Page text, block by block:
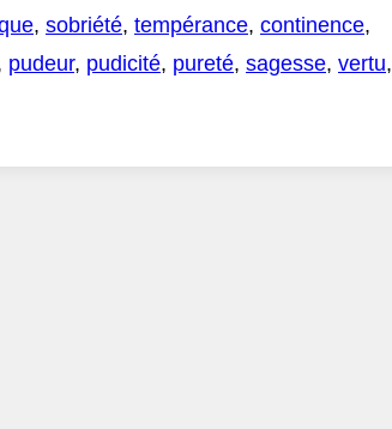
, sobriété, tempérance, continence,
pudeur, pudicité, pureté, sagesse, vertu,